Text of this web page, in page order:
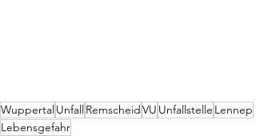
Wuppertal Unfall Remscheid VU Unfallstelle Lennep
Lebensgefahr